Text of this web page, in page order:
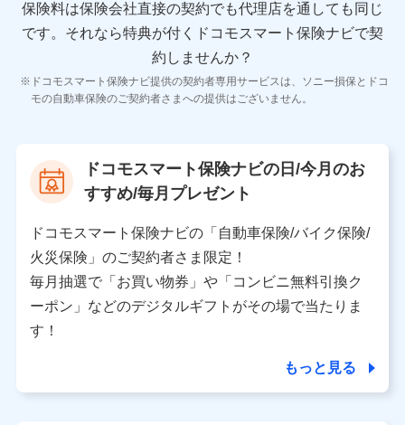
報、建物の構造や築年数などの情報、ペットの種類や年
齢などの情報などが含まれます。
【共同して利用する者の範囲】
当社
当社又は株式会社NTTドコモが提供する保険関連サービ
スにおけるユーザ登録受付および管理のため
を受けている保険会社・提携会社の保険その他に関する
情報を提供するため、また維持管理等の委託業務遂行の
ため、またそれらに付帯、関連する当社、株式会社NTT
ドコモおよび提携会社のサービスを案内、提供するため
（各サービスで取得したサービス利用履歴、ウェブサイ
トの閲覧履歴、購買履歴、ご契約内容等のパーソナルデ
ータを分析して、お客さまの趣味・嗜好・傾向に応じた
保険料は保険会社直接の契約でも代理店を通しても同じ
です。 それなら特典が付くドコモスマート保険ナビで契
約しませんか？
ドコモスマート保険ナビ提供の契約者専用サービスは、ソニー損保とドコ
モの自動車保険のご契約者さまへの提供はございません。
ドコモスマート保険ナビの日/今月のお
すすめ/毎月プレゼント
ドコモスマート保険ナビの「自動車保険/バイク保険/
火災保険」のご契約者さま限定！
毎月抽選で「お買い物券」や「コンビニ無料引換ク
ーポン」などのデジタルギフトがその場で当たりま
す！
もっと見る